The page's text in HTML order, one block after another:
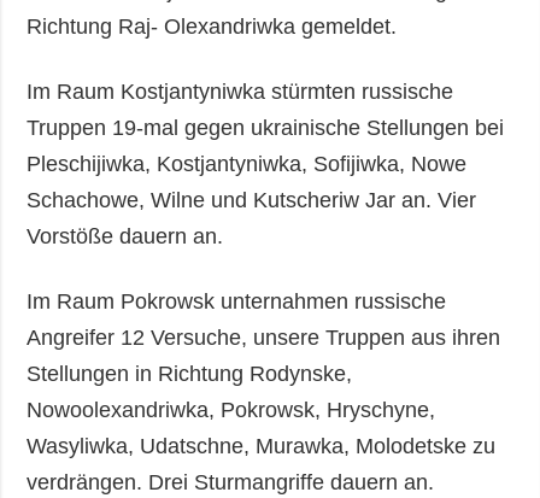
Richtung Raj- Olexandriwka gemeldet.
Im Raum Kostjantyniwka stürmten russische
Truppen 19-mal gegen ukrainische Stellungen bei
Pleschijiwka, Kostjantyniwka, Sofijiwka, Nowe
Schachowe, Wilne und Kutscheriw Jar an. Vier
Vorstöße dauern an.
Im Raum Pokrowsk unternahmen russische
Angreifer 12 Versuche, unsere Truppen aus ihren
Stellungen in Richtung Rodynske,
Nowoolexandriwka, Pokrowsk, Hryschyne,
Wasyliwka, Udatschne, Murawka, Molodetske zu
verdrängen. Drei Sturmangriffe dauern an.